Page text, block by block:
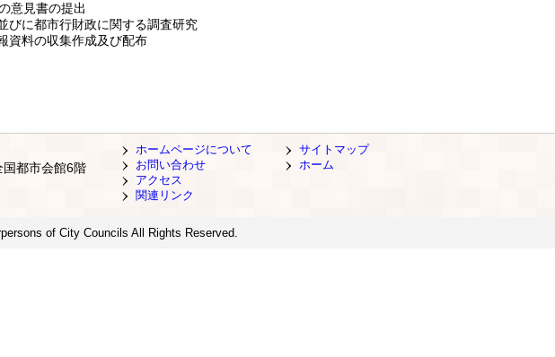
意見書の提出
びに都市行財政に関する調査研究
資料の収集作成及び配布
ホームページについて
お問い合わせ
アクセス
関連リンク
サイトマップ
ホーム
都市会館6階
of City Councils All Rights Reserved.